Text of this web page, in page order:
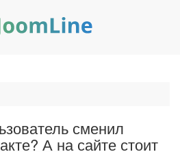
сменил
А на сайте стоит